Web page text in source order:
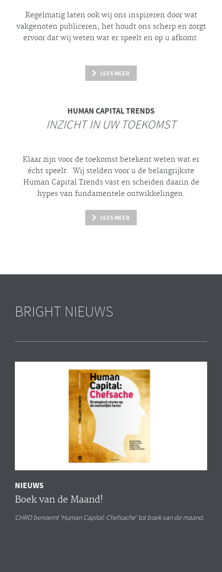
Regelmatig laten ook wij ons inspireren door wat
vakgenoten publiceren; het houdt ons scherp en zorgt
ervoor dat wij weten wat er speelt en op u afkomt.
LEES MEER
HUMAN CAPITAL TRENDS
INZICHT IN UW TOEKOMST
Klaar zijn voor de toekomst betekent weten wat er
écht speelt. Wij stelden voor u de belangrijkste
Human Capital Trends vast en scheiden daarin de
hypesvan fundamentele ontwikkelingen.
LEES MEER
BRIGHT NIEUWS
NIEUWS
Boek van de Maand!
CHRO benoemt ‘Human Capital: Chefsache’ tot boek van de maand.